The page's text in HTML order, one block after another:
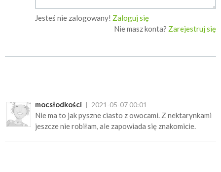
Jesteś nie zalogowany! Zaloguj się
Nie masz konta? Zarejestruj się
mocsłodkości 2021-05-07 00:01
Nie ma to jak pyszne ciasto z owocami. Z nektarynkami
jeszcze nie robiłam, ale zapowiada się znakomicie.